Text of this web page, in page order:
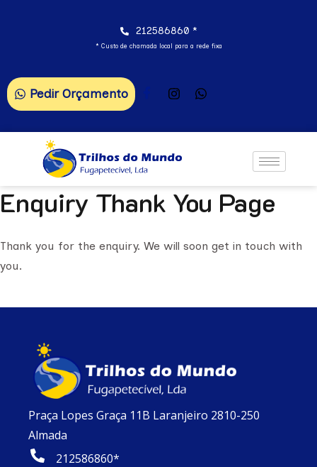
212586860 *
* Custo de chamada local para a rede fixa
Pedir Orçamento
Enquiry Thank You Page
Thank you for the enquiry. We will soon get in touch with
you.
Praça Lopes Graça 11B Laranjeiro 2810-250
Almada
212586860*